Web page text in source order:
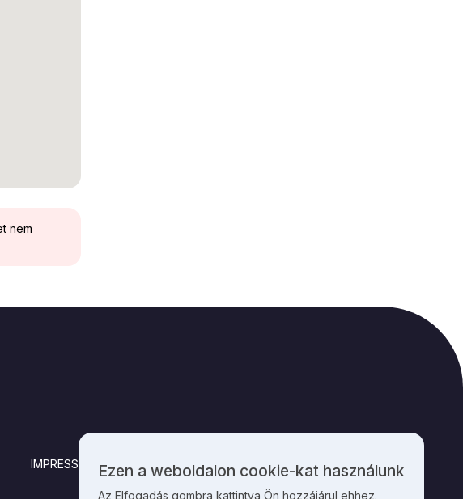
nem
IMPRESSZUM KAPCSOLAT
Személyes
Ezen a weboldalon cookie-kat használunk
Az Elfogadás gombra kattintva Ön hozzájárul ehhez.